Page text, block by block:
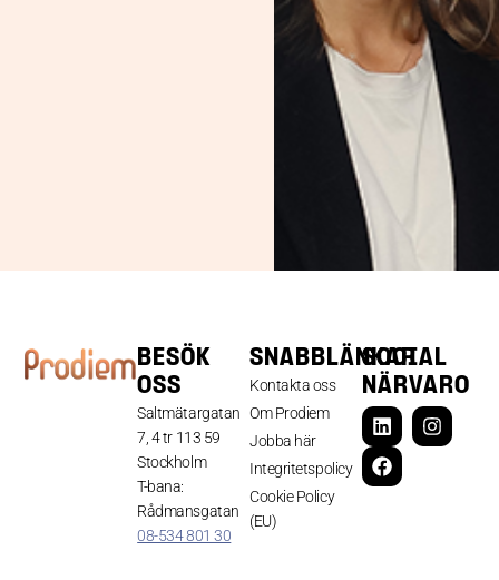
BESÖK
OSS
Saltmätargatan
7, 4 tr 113 59
Stockholm
T-bana:
Rådmansgatan
08-534 801 30
SNABBLÄNKAR
Kontakta oss
Om Prodiem
Jobba här
Integritetspolicy
Cookie Policy
(EU)
SOCIAL
NÄRVARO